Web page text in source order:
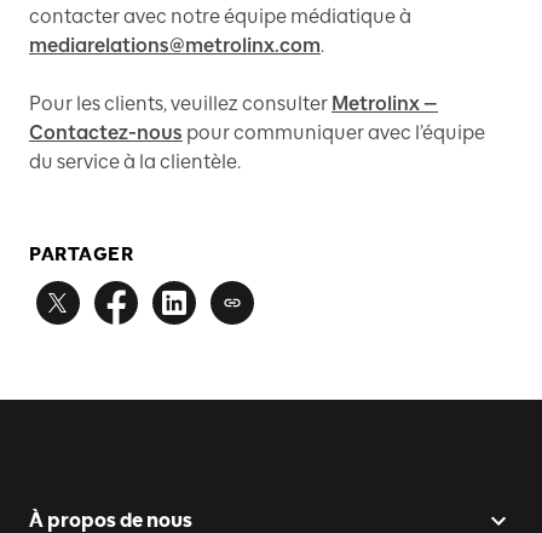
contacter avec notre équipe médiatique à
mediarelations@metrolinx.com.
Pour les clients, veuillez consulter Metrolinx —
Contactez-nous pour communiquer avec l’équipe
du service à la clientèle.
PARTAGER
À propos de nous